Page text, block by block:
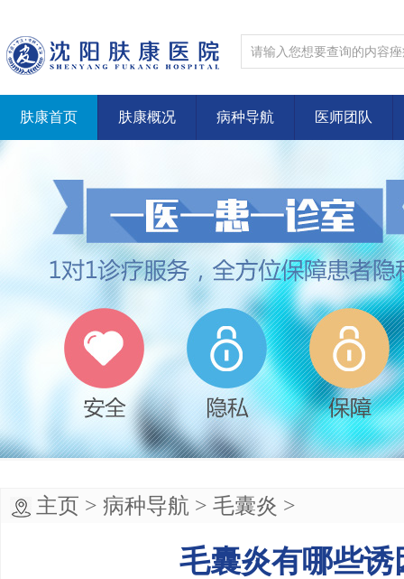
肤康首页 肤康概况 病种导航 医师团队
主页 > 病种导航 > 毛囊炎 >
毛囊炎有哪些诱